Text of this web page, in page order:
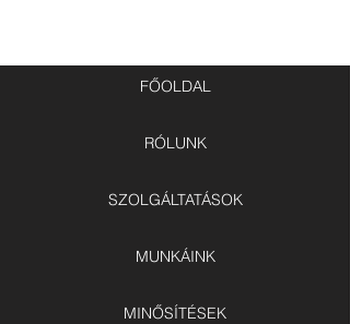
FŐOLDAL
RÓLUNK
SZOLGÁLTATÁSOK
MUNKÁINK
MINŐSÍTÉSEK